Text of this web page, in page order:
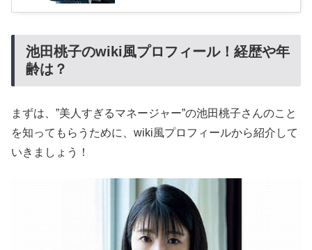
池田桃子のwiki風プロフィール！経歴や年
齢は？
まずは、”美人すぎるマネージャー”の池田桃子さんのこと
を知ってもらうために、wiki風プロフィールから紹介して
いきましょう！